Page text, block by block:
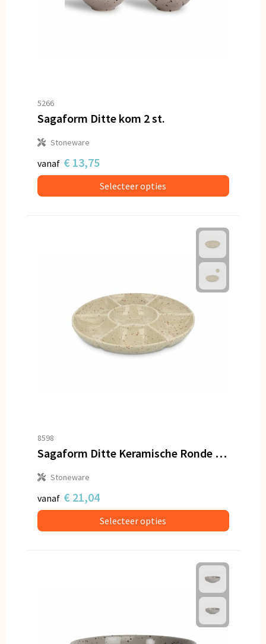
5266
Sagaform Ditte kom 2 st.
Stoneware
vanaf € 13,75
Selecteer opties
8598
Sagaform Ditte Keramische Ronde Serveerschaal 26cm
Stoneware
vanaf € 21,04
Selecteer opties